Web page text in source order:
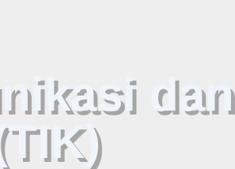
dan